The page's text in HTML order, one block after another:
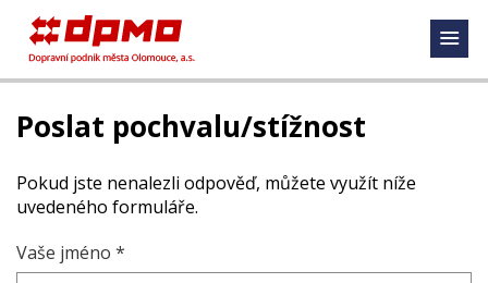
Poslat pochvalu/stížnost
Pokud jste nenalezli odpověď, můžete využít níže
uvedeného formuláře.
Vaše jméno *